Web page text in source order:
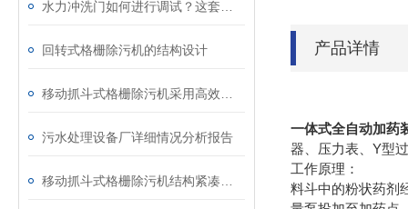
回转式格栅除污机的结构设计
污水处理设备厂详细情况分析报告
产品详情
一体式全自动加药
器、压力表、Y型
工作原理：
料斗中的粉状药剂